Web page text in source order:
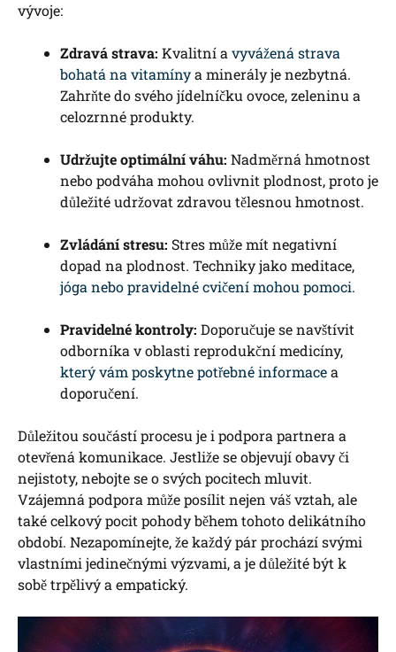
vývoje:
Zdravá strava: Kvalitní avyvážená strava
bohatá na vitamínya minerály je nezbytná.
Zahrňte do svého jídelníčku ovoce, zeleninu a
celozrnné produkty.
Udržujte optimální váhu: Nadměrná hmotnost
nebo podváha mohou ovlivnit plodnost, proto je
důležité udržovat zdravou tělesnou hmotnost.
Zvládání stresu: Stres může mít negativní
dopad na plodnost. Techniky jako meditace,
jóga nebo pravidelné cvičení mohou pomoci.
Pravidelné kontroly: Doporučuje se navštívit
odborníka v oblasti reprodukční medicíny,
který vám poskytne potřebné informacea
doporučení.
Důležitou součástí procesu je i podpora partnera a
otevřená komunikace. Jestliže se objevují obavy či
nejistoty, nebojte se o svých pocitech mluvit.
Vzájemná podpora může posílit nejen váš vztah, ale
také celkový pocit pohody během tohoto delikátního
období. Nezapomínejte, že každý pár prochází svými
vlastními jedinečnými výzvami, a je důležité být k
sobě trpělivý a empatický.